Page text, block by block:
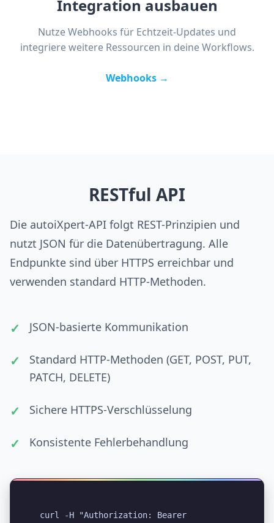
Integration ausbauen
Nutze Webhooks für Echtzeit-Updates und
integriere weitere Ressourcen in deine Workflows.
Webhooks →
RESTful API
Die autoiXpert-API folgt REST-Prinzipien und
nutzt JSON für die Datenübertragung. Alle
Endpunkte sind über HTTPS erreichbar und
verwenden standard HTTP-Methoden.
JSON-basierte Kommunikation
Standard HTTP-Methoden (GET, POST, PUT,
PATCH, DELETE)
Sichere HTTPS-Verschlüsselung
Konsistente Fehlerbehandlung
curl -H "Authorization: Bearer